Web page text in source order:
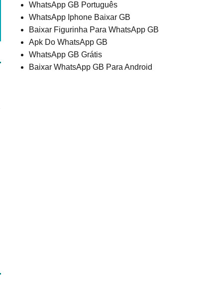
WhatsApp GB Português
WhatsApp Iphone Baixar GB
Baixar Figurinha Para WhatsApp GB
Apk Do WhatsApp GB
WhatsApp GB Grátis
Baixar WhatsApp GB Para Android